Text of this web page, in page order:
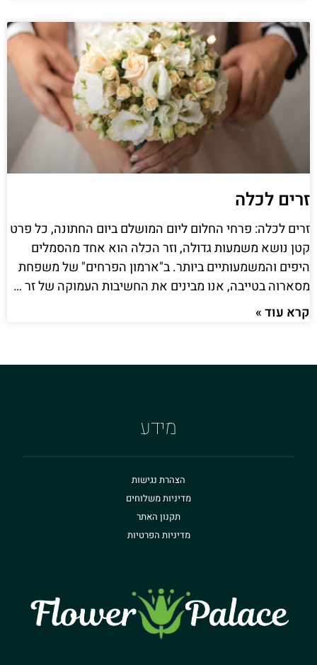
זרים לכלה
זרים לכלה: פרחי החלום ליום המושלם ביום החתונה, כל פרט
קטן נושא משמעות גדולה, וזר הכלה הוא אחד מהסמלים
היפים והמשמעותיים ביותר. ב"ארמון הפרחים" של משפחת
מסארוה בטייבה, אנו מבינים את החשיבות העמוקה של זר …
קרא עוד »
מידע
הצהרת נגישות
מדיניות משלוחים
תקנון האתר
מדיניות הפרטיות